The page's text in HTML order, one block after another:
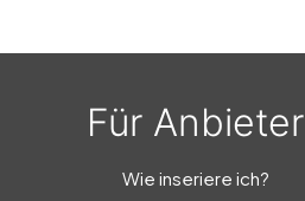
Für Anbieter
Wie inseriere ich?